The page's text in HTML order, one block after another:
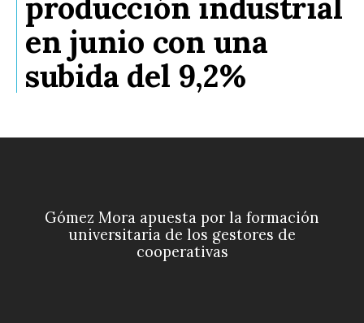
en junio con una
subida del 9,2%
Gómez Mora apuesta por la formación
universitaria de los gestores de
cooperativas